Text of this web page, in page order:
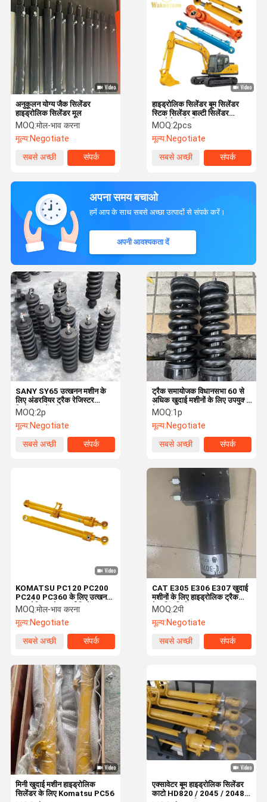
घर उत्पाद
अनुकूलन योग्य जैक सिलेंडर
हाइड्रोलिक सिलेंडर मूल
MOQ:मोल-भाव करना
मूल्य:Negotiate
सबसे अच्छी
संपर्क
हाइड्रोलिक सिलेंडर बूम सिलेंडर
स्टिक सिलेंडर बाल्टी सिलेंडर
एक्सकेवेटर के लिए Pc200
Sk200 Dh200 Ex300
MOQ:2pcs
मूल्य:Negotiate
सबसे अच्छी
संपर्क
अपना समय बचाओ
हमें आप के साथ सबसे अच्छा उत्पादों से संपर्क करें।
अपनी आवश्यकता दें
ट्रैक समायोजक विधानसभा 60 से
अधिक खुदाई मशीनों के लिए उपयुक्त
है।
MOQ:1p
मूल्य:Negotiate
सबसे अच्छी
संपर्क
SANY SY65 उत्खनन मशीन के
लिए अंडरवियर ट्रैक रेजिस्टर
सिलेंडर असेंबली
MOQ:2p
मूल्य:Negotiate
सबसे अच्छी
संपर्क
CAT E305 E306 E307 खुदाई
मशीनों के लिए हाइड्रोलिक ट्रैक
टेन्सनिंग सिलेंडर
MOQ:2पी
मूल्य:Negotiate
सबसे अच्छी
संपर्क
KOMATSU PC120 PC200
PC240 PC360 के लिए उत्खनन
हाइड्रोलिक बकेट आर्म सिलेंडर
MOQ:मोल-भाव करना
मूल्य:Negotiate
सबसे अच्छी
संपर्क
एक्सावेटर बूम हाइड्रोलिक सिलेंडर
काटो HD820 / 2045 / 2048 /
मिनी खुदाई मशीन हाइड्रोलिक
सिलेंडर के लिए Komatsu PC56